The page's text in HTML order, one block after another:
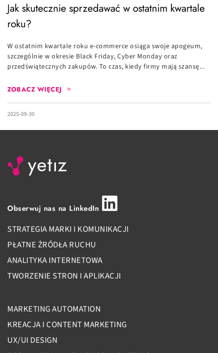
Jak skutecznie sprzedawać w ostatnim kwartale
roku?
W ostatnim kwartale roku e-commerce osiąga swoje apogeum,
szczególnie w okresie Black Friday, Cyber Monday oraz
przedświątecznych zakupów. To czas, kiedy firmy mają szansę...
ZOBACZ WIĘCEJ
2025-09-30
Obserwuj nas na LinkedIn
STRATEGIA MARKI I KOMUNIKACJI
PŁATNE ŻRÓDŁA RUCHU
ANALITYKA INTERNETOWA
TWORZENIE STRON I APLIKACJI
MARKETING AUTOMATION
KREACJA I CONTENT MARKETING
UX/UI DESIGN